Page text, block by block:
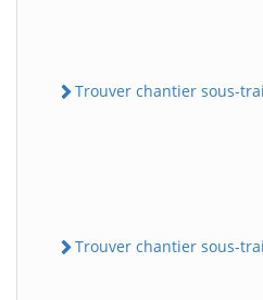
Trouver chantier sous-
Trouver chantier sous-